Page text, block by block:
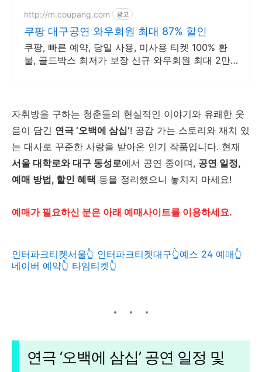
http://m.coupang.com 광고
쿠팡 대구공연 와우회원 최대 87% 할인
쿠팡, 빠른 예약, 당일 사용, 미사용 티켓 100% 환
불, 골드박스 최저가 보장 신규 와우회원 최대 2만3
자취방을 구하는 청춘들의 현실적인 이야기와 유쾌한 웃
음이 담긴 연극 ‘오백에 삼십’! 공감 가는 스토리와 재치 있
는 대사로 꾸준한 사랑을 받아온 인기 작품입니다. 현재
서울 대학로와 대구 동성로에서 공연 중이며, 공연 일정,
예매 방법, 할인 혜택 등을 정리했으니 놓치지 마세요!
예매가 필요하신 분은 아래 예매사이트를 이용하세요.
인터파크티켓서울👆️ 인터파크티켓대구👆️예스 24 예매👆️
네이버 예약👆️ 타임티켓👆️
연극 ‘오백에 삼십’ 공연 일정 및